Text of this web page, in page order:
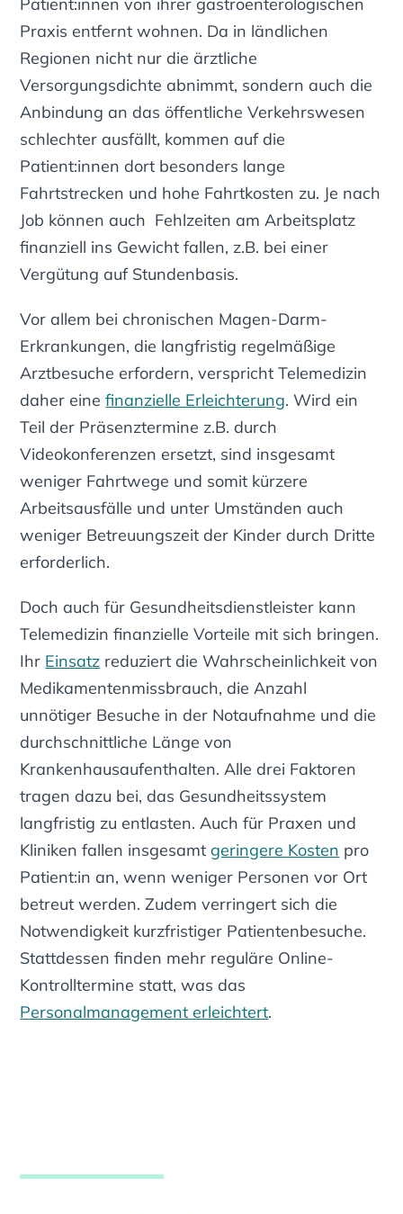
Praxis entfernt wohnen. Da in ländlichen
Regionen nicht nur die ärztliche
Versorgungsdichte abnimmt, sondern auch die
Anbindung an das öffentliche Verkehrswesen
schlechter ausfällt, kommen auf die
Patient:innen dort besonders lange
Fahrtstrecken und hohe Fahrtkosten zu. Je nach
Job können auch Fehlzeiten am Arbeitsplatz
finanziell ins Gewicht fallen, z.B. bei einer
Vergütung auf Stundenbasis.
Vor allem bei chronischen Magen-Darm-
Erkrankungen, die langfristig regelmäßige
Arztbesuche erfordern, verspricht Telemedizin
daher einefinanzielle Erleichterung. Wird ein
Teil der Präsenztermine z.B. durch
Videokonferenzen ersetzt, sind insgesamt
weniger Fahrtwege und somit kürzere
Arbeitsausfälle und unter Umständen auch
weniger Betreuungszeit der Kinder durch Dritte
erforderlich.
Doch auch für Gesundheitsdienstleister kann
Telemedizin finanzielle Vorteile mit sich bringen.
Ihr Einsatz reduziert die Wahrscheinlichkeit von
Medikamentenmissbrauch, die Anzahl
unnötiger Besuche in der Notaufnahme und die
durchschnittliche Länge von
Krankenhausaufenthalten. Alle drei Faktoren
tragen dazu bei, das Gesundheitssystem
langfristig zu entlasten. Auch für Praxen und
Kliniken fallen insgesamtgeringere Kosten pro
Patient:in an, wenn weniger Personen vor Ort
betreut werden. Zudem verringert sich die
Notwendigkeit kurzfristiger Patientenbesuche.
Stattdessen finden mehr reguläre Online-
Kontrolltermine statt, was das
Personalmanagement erleichtert.